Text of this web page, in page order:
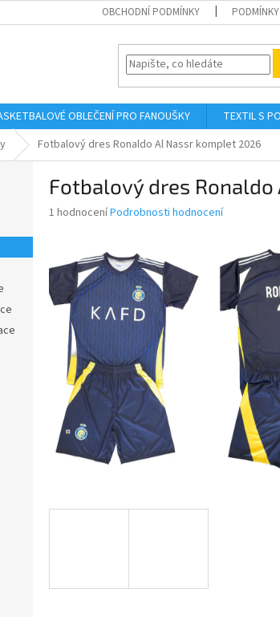
OBCHODNÍ PODMÍNKY
OBLEČENÍ PRO FANOUŠKY TEXTIL S
Fotbalový dres Ronaldo Al Nassr komplet 2026
Fotbalový dres
Průměrné
5,0
z
5
hvězdiček.
1 hodnoceníPodrobnosti hodnocení